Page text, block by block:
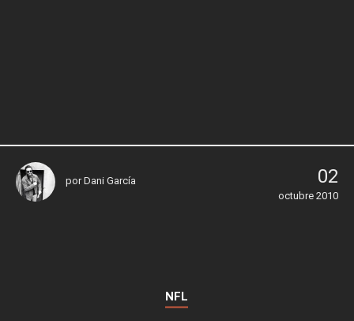
porDani García 02
octubre 2010
NFL